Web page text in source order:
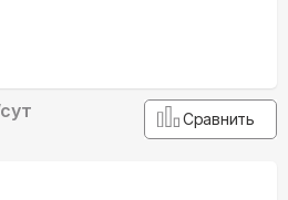
Сравнить